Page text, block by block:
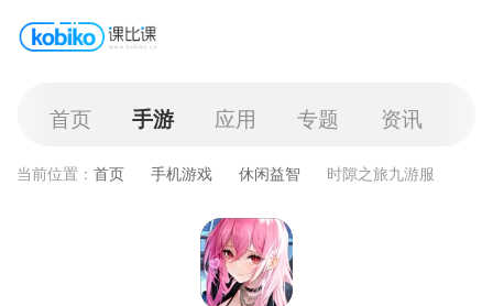
首页 手游 应用 专题 资讯
当前位置： 首页 手机游戏 休闲益智 时隙之旅九游服